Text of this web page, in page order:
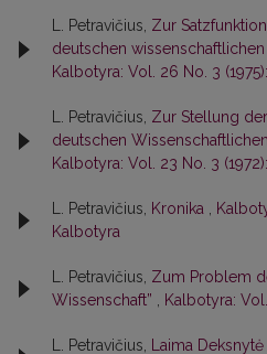
L. Petravičius, Zur
deutschen wissenschaftlichen
Kalbotyra: Vol. 26 No. 3
L. Petravičius, Zur Stellung
deutschen
Kalbotyra: Vol. 23 No. 3
L. Petravičius, Kronika
Kalbotyra
L. Petravičius, Zum Problem
Wissenschaft”
Kalbotyra:
L. Petravičius, Laima Deksnytė